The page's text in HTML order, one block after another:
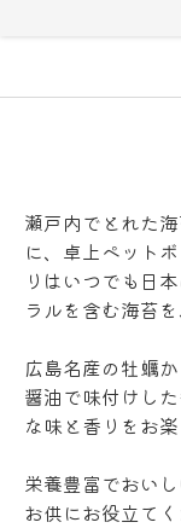
瀬戸内でとれた
に、卓上ペット
りはいつでも日
ラルを含む海苔
広島名産の牡蠣
醤油で味付けし
な味と香りをお楽
栄養豊富でおい
お供にお役立てく